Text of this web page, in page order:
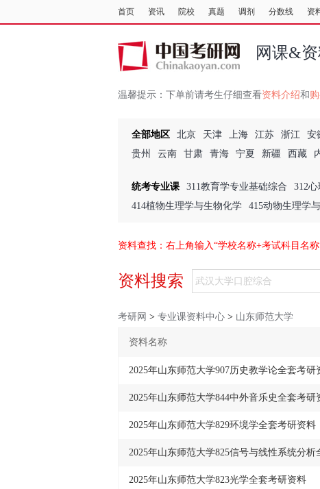
首页 资讯 院校 真题 调剂 分数线 资
网课&
温馨提示： 下单前请考生仔细查看资料介绍和
全部地区 北京 天津 上海 江苏 浙江 安
贵州
云南 甘肃 青海 宁夏 新疆 西藏
统考专业课 311教育学专业基础综合 312
414植物生理学与生物化学
415动物生理学
资料查找：右上角输入“学校名称+考试科目名
资料搜索
考研网 > 专业课资料中心 > 山东师范大学
资料名称
2025年山东师范大学907历史教学论全套考研
2025年山东师范大学844中外音乐史全套考研
2025年山东师范大学829环境学全套考研资料
2025年山东师范大学825信号与线性系统分析
2025年山东师范大学823光学全套考研资料